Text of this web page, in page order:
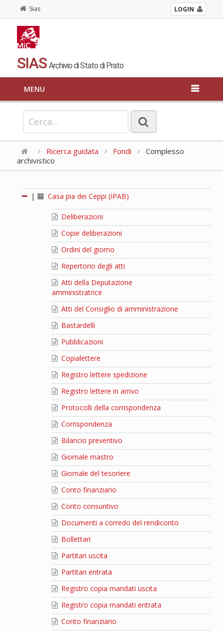
Sias LOGIN
SIAS Archivio di Stato di Prato
MENU
Ricerca guidata Fondi
Complesso
archivistico
| Casa pia dei Ceppi (IPAB)
Deliberazioni
Copie deliberazioni
Ordini del giorno
Repertorio degli atti
Atti della Deputazione
amministratrice
Atti del Consiglio di amministrazione
Bastardelli
Pubblicazioni
Copialettere
Registro lettere spedizione
Registro lettere in arrivo
Protocolli della corrispondenza
Corrispondenza
Bilancio preventivo
Giornale mastro
Giornale del tesoriere
Conto finanziario
Conto consuntivo
Documenti a corredo del rendiconto
Bollettari
Partitari uscita
Partitari entrata
Registro copia mandati uscita
Registro copia mandati entrata
Conto finanziario